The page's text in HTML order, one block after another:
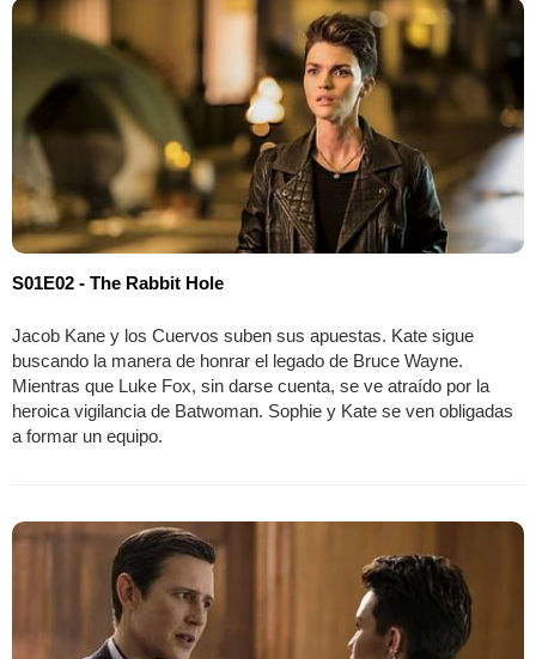
S01E02 - The Rabbit Hole
Jacob Kane y los Cuervos suben sus apuestas. Kate sigue
buscando la manera de honrar el legado de Bruce Wayne.
Mientras que Luke Fox, sin darse cuenta, se ve atraído por la
heroica vigilancia de Batwoman. Sophie y Kate se ven obligadas
a formar un equipo.